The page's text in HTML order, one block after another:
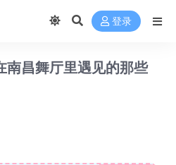
登录
南昌舞厅里遇见的那些